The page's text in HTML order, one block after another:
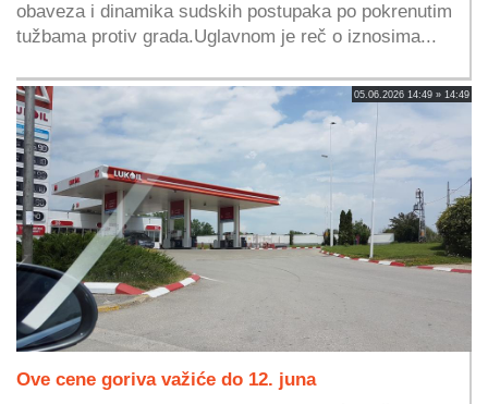
obaveza i dinamika sudskih postupaka po pokrenutim
tužbama protiv grada.Uglavnom je reč o iznosima...
05.06.2026 14:49 » 14:49
Ove cene goriva važiće do 12. juna